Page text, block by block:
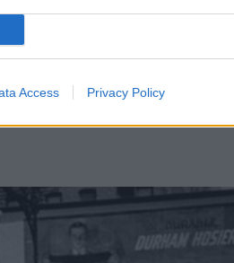
Access Privacy Policy
az első világháború